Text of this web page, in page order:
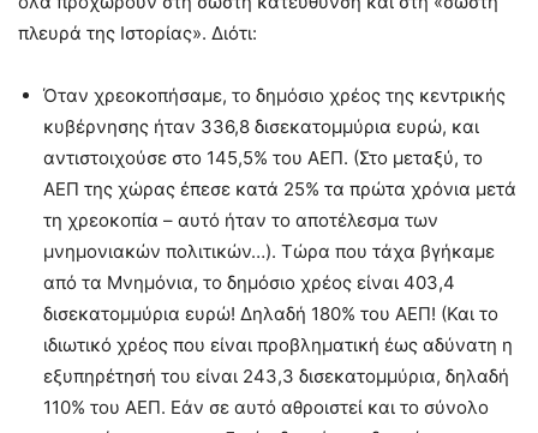
πλευρά της Ιστορίας». Διότι:
Όταν χρεοκοπήσαμε, το δημόσιο χρέος της κεντρικής
κυβέρνησης ήταν 336,8 δισεκατομμύρια ευρώ, και
αντιστοιχούσε στο 145,5% του ΑΕΠ. (Στο μεταξύ, το
ΑΕΠ της χώρας έπεσε κατά 25% τα πρώτα χρόνια μετά
τη χρεοκοπία – αυτό ήταν το αποτέλεσμα των
μνημονιακών πολιτικών…). Τώρα που τάχα βγήκαμε
από τα Μνημόνια, το δημόσιο χρέος είναι 403,4
δισεκατομμύρια ευρώ! Δηλαδή 180% του ΑΕΠ! (Και το
ιδιωτικό χρέος που είναι προβληματική έως αδύνατη η
εξυπηρέτησή του είναι 243,3 δισεκατομμύρια, δηλαδή
110% του ΑΕΠ. Εάν σε αυτό αθροιστεί και το σύνολο